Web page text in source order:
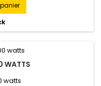
WATTS
watts